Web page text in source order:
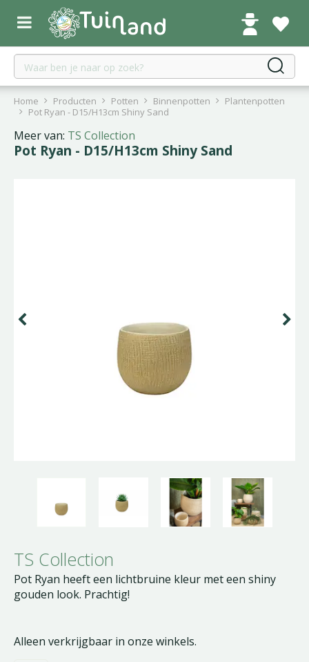
r
Home Producten Potten Binnenpotten
Plantenpotten
Pot Ryan - D15/H13cm Shiny Sand
Meer van: TS Collection
Pot Ryan - D15/H13cm Shiny Sand
TS Collection
Pot Ryan heeft een lichtbruine kleur met een shiny
gouden look. Prachtig!
Alleen verkrijgbaar in onze winkels.